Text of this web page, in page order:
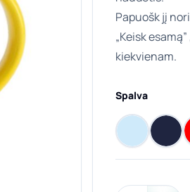
Papuošk jį
„Keisk
kiekvienam.
Spalva